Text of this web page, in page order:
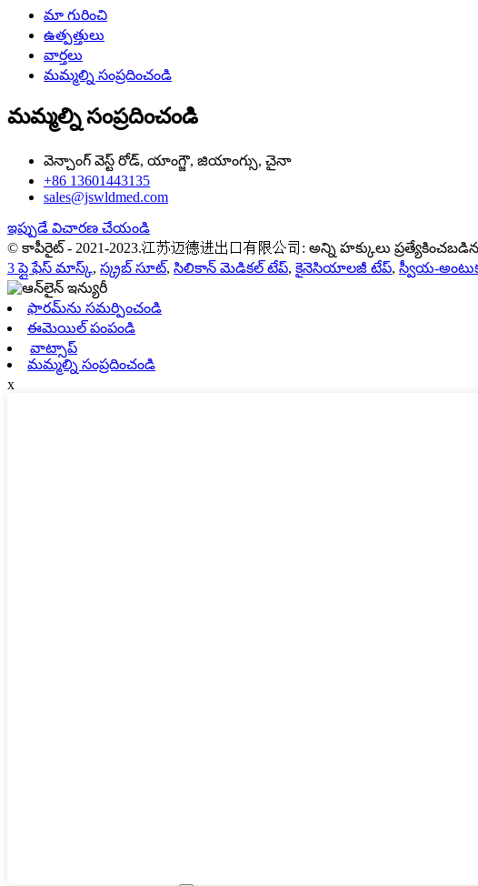
మా గురించి
ఉత్పత్తులు
వార్తలు
మమ్మల్ని సంప్రదించండి
మమ్మల్ని సంప్రదించండి
వెన్చాంగ్ వెస్ట్ రోడ్, యాంగ్జౌ, జియాంగ్సు, చైనా
+86 13601443135
sales@jswldmed.com
ఇప్పుడే విచారణ చేయండి
© కాపీరైట్ - 2021-2023.江苏迈德进出口有限公司: అన్ని హక్కులు
3 ప్లై ఫేస్ మాస్క్, స్క్రబ్ సూట్, సిలికాన్ మెడికల్ టేప్, కైనెసియాలజీ టేప్, స్వీయ-
ఫారమ్‌ను సమర్పించండి
ఈమెయిల్ పంపండి
వాట్సాప్
మమ్మల్ని సంప్రదించండి
x